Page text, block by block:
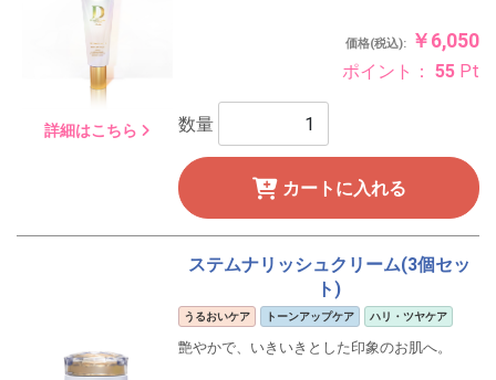
詳細はこちら
価格(税込):￥6,050
ポイント： 55Pt
数量
カートに入れる
ステムナリッシュクリーム(3個セッ
ト)
うるおいケア トーンアップケア ハリ・ツヤケア
艶やかで、いきいきとした印象のお肌へ。